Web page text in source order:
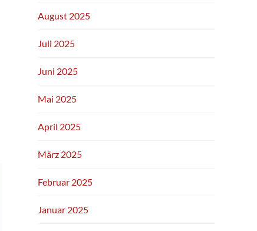
August 2025
Juli 2025
Juni 2025
Mai 2025
April 2025
März 2025
Februar 2025
Januar 2025